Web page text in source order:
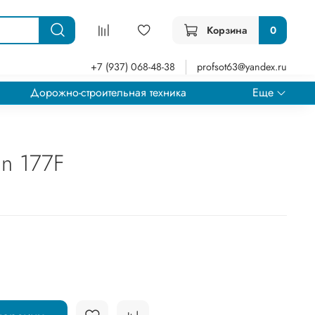
Корзина 0
+7 (937) 068-48-38 profsot63@yandex.ru
Дорожно-строительная техника Еще
177F